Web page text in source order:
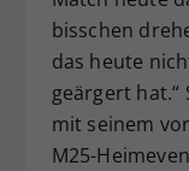
bisschen
das heute
geärgert hat.“
mit seinem
M25-